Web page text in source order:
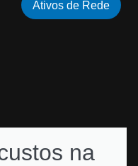
na
Ativos de Rede